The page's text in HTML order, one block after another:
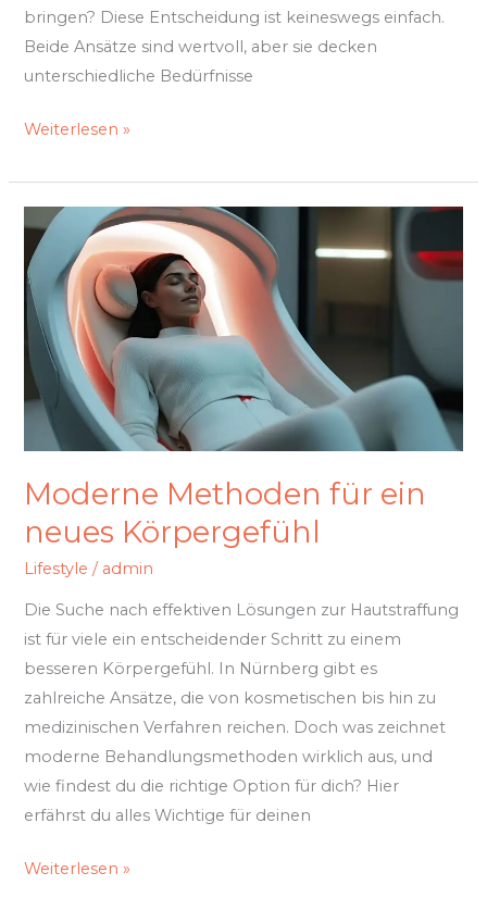
bringen? Diese Entscheidung ist keineswegs einfach.
Beide Ansätze sind wertvoll, aber sie decken
unterschiedliche Bedürfnisse
Weiterlesen »
Moderne Methoden für ein
neues Körpergefühl
Lifestyle / admin
Die Suche nach effektiven Lösungen zur Hautstraffung
ist für viele ein entscheidender Schritt zu einem
besseren Körpergefühl. In Nürnberg gibt es
zahlreiche Ansätze, die von kosmetischen bis hin zu
medizinischen Verfahren reichen. Doch was zeichnet
moderne Behandlungsmethoden wirklich aus, und
wie findest du die richtige Option für dich? Hier
erfährst du alles Wichtige für deinen
Moderne
Methoden
für
ein
neues
Körpergefühl
Weiterlesen »